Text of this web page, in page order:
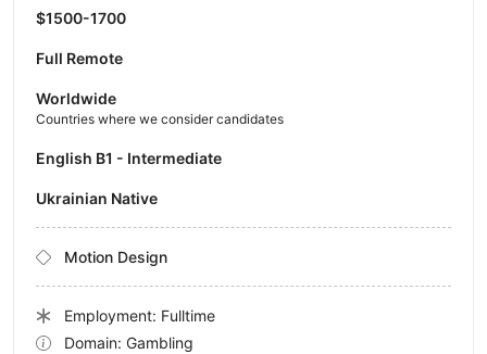
$1500-1700
Full Remote
Worldwide
Countries where we consider candidates
English B1 - Intermediate
Ukrainian Native
Motion Design
Employment: Fulltime
Domain: Gambling